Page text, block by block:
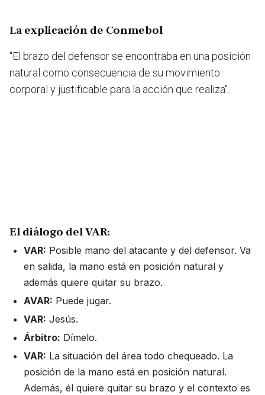
La explicación de Conmebol
"El brazo del defensor se encontraba en una posición
natural como consecuencia de su movimiento
corporal y justificable para la acción que realiza".
El diálogo del VAR:
VAR: Posible mano del atacante y del defensor. Va
en salida, la mano está en posición natural y
además quiere quitar su brazo.
AVAR: Puede jugar.
VAR: Jesús.
Árbitro: Dímelo.
VAR: La situación del área todo chequeado. La
posición de la mano está en posición natural.
Además, él quiere quitar su brazo y el contexto es